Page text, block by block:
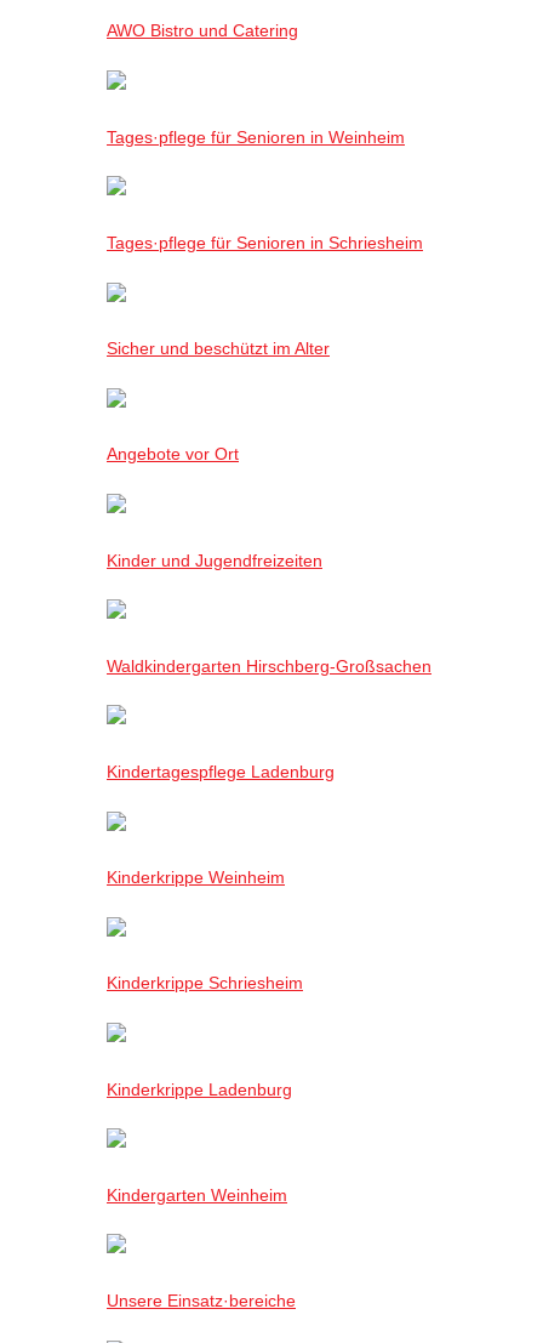
AWO Bistro und Catering
Tages·pflege für Senioren in Weinheim
Tages·pflege für Senioren in Schriesheim
Sicher und beschützt im Alter
Angebote vor Ort
Kinder und Jugendfreizeiten
Waldkindergarten Hirschberg-Großsachen
Kindertagespflege Ladenburg
Kinderkrippe Weinheim
Kinderkrippe Schriesheim
Kinderkrippe Ladenburg
Kindergarten Weinheim
Unsere Einsatz·bereiche